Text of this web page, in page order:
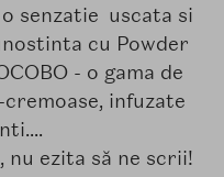
senzatie uscata si
cu Powder
- o gama de
infuzate
ezita să ne scrii!